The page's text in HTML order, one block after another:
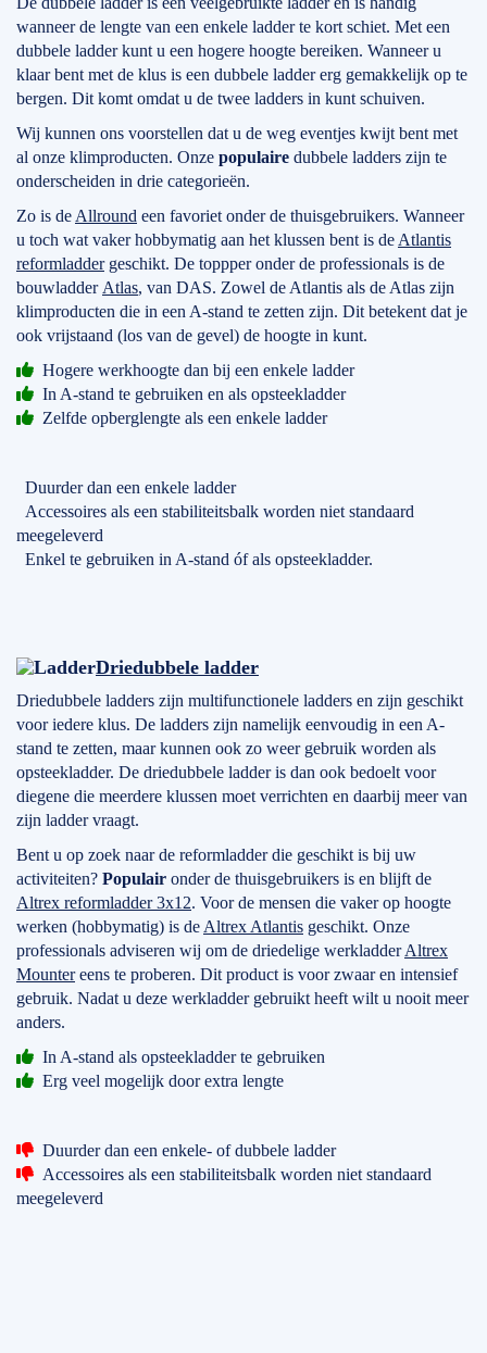
wanneer de lengte van een enkele ladder te kort schiet. Met een
dubbele ladder kunt u een hogere hoogte bereiken. Wanneer u
klaar bent met de klus is een dubbele ladder erg gemakkelijk op te
bergen. Dit komt omdat u de twee ladders in kunt schuiven.
Wij kunnen ons voorstellen dat u de weg eventjes kwijt bent met
al onze klimproducten. Onze populaire dubbele ladders zijn te
onderscheiden in drie categorieën.
Zo is de Allround een favoriet onder de thuisgebruikers. Wanneer
u toch wat vaker hobbymatig aan het klussen bent is de Atlantis
reformladdergeschikt. De toppper onder de professionals is de
bouwladder Atlas, van DAS. Zowel de Atlantis als de Atlas zijn
klimproducten die in een A-stand te zetten zijn. Dit betekent dat je
ook vrijstaand (los van de gevel) de hoogte in kunt.
Hogere werkhoogte dan bij een enkele ladder
In A-stand te gebruiken en als opsteekladder
Zelfde opberglengte als een enkele ladder
Duurder dan een enkele ladder
Accessoires als een stabiliteitsbalk worden niet standaard
meegeleverd
Enkel te gebruiken in A-stand óf als opsteekladder.
Driedubbele ladder
Driedubbele ladders zijn multifunctionele ladders en zijn geschikt
voor iedere klus. De ladders zijn namelijk eenvoudig in een A-
stand te zetten, maar kunnen ook zo weer gebruik worden als
opsteekladder. De driedubbele ladder is dan ook bedoelt voor
diegene die meerdere klussen moet verrichten en daarbij meer van
zijn ladder vraagt.
Bent u op zoek naar de reformladder die geschikt is bij uw
activiteiten? Populair onder de thuisgebruikers is en blijft de
Altrex reformladder 3x12. Voor de mensen die vaker op hoogte
werken (hobbymatig) is de Altrex Atlantis geschikt. Onze
professionals adviseren wij om de driedelige werkladderAltrex
Mountereens te proberen. Dit product is voor zwaar en intensief
gebruik. Nadat u deze werkladder gebruikt heeft wilt u nooit meer
anders.
In A-stand als opsteekladder te gebruiken
Erg veel mogelijk door extra lengte
Duurder dan een enkele- of dubbele ladder
Accessoires als een stabiliteitsbalk worden niet standaard
meegeleverd